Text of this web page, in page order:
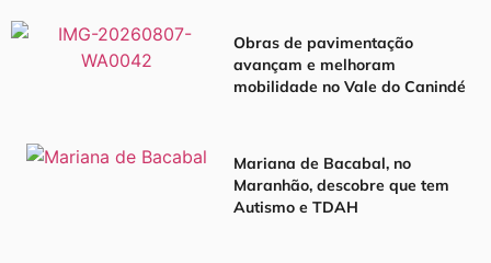
Obras de pavimentação
avançam e melhoram
mobilidade no Vale do Canindé
Mariana de Bacabal, no
Maranhão, descobre que tem
Autismo e TDAH